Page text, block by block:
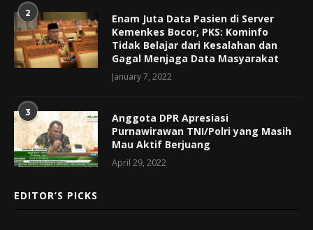
2
Enam Juta Data Pasien di Server
Kemenkes Bocor, PKS: Kominfo
Tidak Belajar dari Kesalahan dan
Gagal Menjaga Data Masyarakat
January 7, 2022
3
Anggota DPR Apresiasi
Purnawirawan TNI/Polri yang Masih
Mau Aktif Berjuang
April 29, 2022
EDITOR’S PICKS